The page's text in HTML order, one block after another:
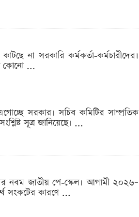
না সরকারি কর্মকর্তা-কর্মচারীদের।
কোনো ...
সরকার। সচিব কমিটির সাম্প্রতিক
সূত্র জানিয়েছে। ...
নবম জাতীয় পে-স্কেল। আগামী ২০২৬–
সংকটের কারণে ...